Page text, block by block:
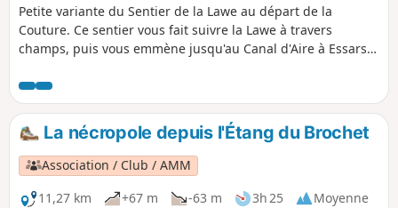
Petite variante du Sentier de la Lawe au départ de la
Couture. Ce sentier vous fait suivre la Lawe à travers
champs, puis vous emmène jusqu'au Canal d'Aire à Essars.
quelques heures dans la campagne.
La nécropole depuis l'Étang du Brochet
Association / Club / AMM
11,27 km
+67 m -63 m 3h 25
Moyenne